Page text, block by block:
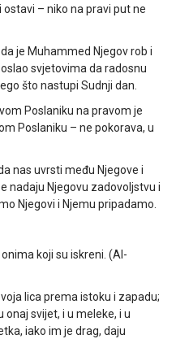
– niko na pravi put ne
je Muhammed Njegov rob i
svjetovima da radosnu
što nastupi Sudnji dan.
Poslaniku na pravom je
Poslaniku – ne pokorava, u
nas uvrsti među Njegove i
nadaju Njegovu zadovoljstvu i
Njegovi i Njemu pripadamo.
koji su iskreni. (Al-
lica prema istoku i zapadu;
onaj svijet, i u meleke, i u
iako im je drag, daju